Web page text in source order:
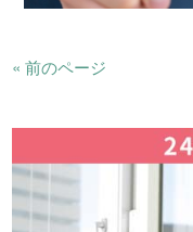
« 前のページ